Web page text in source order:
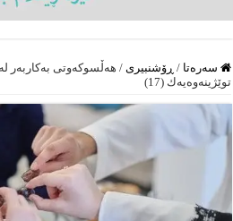
سەرەتا / ڕۆشنبیرى / هەڵسوكەوتی بەكاربەر
توێژینەوەیەك (17)